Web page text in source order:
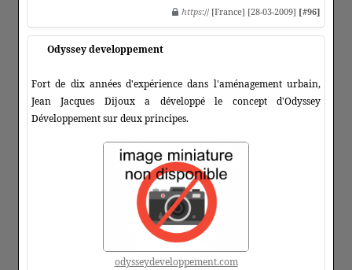
https:// [France] [28-03-2009] [#96]
Odyssey developpement
Fort de dix années d'expérience dans l'aménagement urbain,
Jean Jacques Dijoux a développé le concept d'Odyssey
Développement sur deux principes.
odysseydeveloppement.com